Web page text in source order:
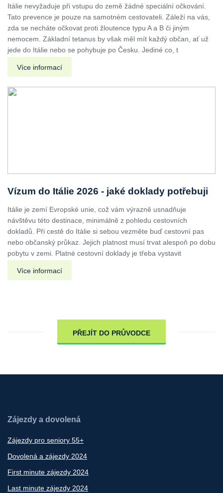
Itálie nevyžaduje při vstupu do země žádné speciální očkování.
Tato prevence je pouze na samotném cestovateli. Záleží na vás,
zda se necháte očkovat proti žloutence typu A a B či jiným
nemocem. Základní tetanus by však měl mít každý občan, ať už
jede do Itálie nebo se pohybuje po Česku. Jediné co, t
Více informací
Vízum do Itálie 2026 - jaké doklady potřebuji
Itálie je zemí Evropské unie, což vám výrazně usnadňuje
návštěvu této destinace, minimálně z pohledu cestovních
dokladů. Při cestě do Itálie si sebou vezměte buď cestovní pas
nebo občanský průkaz. Jejich platnost musí trvat alespoň po dobu
pobytu v zemi. Platné cestovní doklady je třeba vystavit
Více informací
PŘEJÍT DO PRŮVODCE
Zájezdy a dovolená
Zájezdy pro seniory 55+
Dovolená a zájezdy 2024
First minute zájezdy 2024
Last minute zájezdy 2024